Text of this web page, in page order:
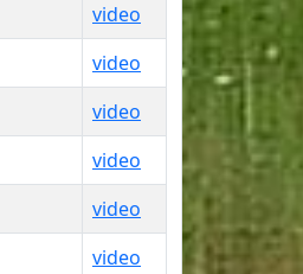
video
video
video
video
video
video